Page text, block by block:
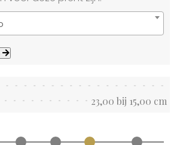
23,00 bij 15,00 cm